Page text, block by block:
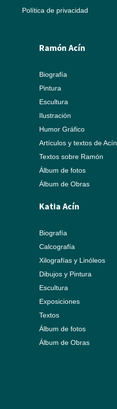
Política de privacidad
Ramón Acín
Biografía
Pintura
Escultura
Ilustración
Humor Gráfico
Artículos y textos de Acín
Textos sobre Ramón
Álbum de fotos
Álbum de Obras
Katia Acín
Biografía
Calcografía
Xilografías y Linóleos
Dibujos y Pintura
Escultura
Exposiciones
Textos
Álbum de fotos
Álbum de Obras